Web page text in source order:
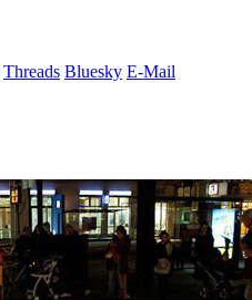
Threads Bluesky E-Mail